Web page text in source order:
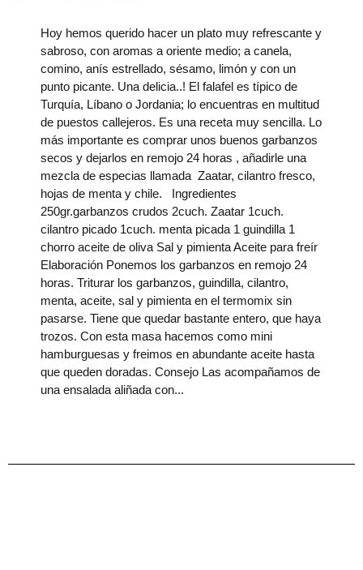
Hoy hemos querido hacer un plato muy refrescante y
sabroso, con aromas a oriente medio; a canela,
comino, anís estrellado, sésamo, limón y con un
punto picante. Una delicia..! El falafel es típico de
Turquía, Líbano o Jordania; lo encuentras en multitud
de puestos callejeros. Es una receta muy sencilla. Lo
más importante es comprar unos buenos garbanzos
secos y dejarlos en remojo 24 horas , añadirle una
mezcla de especias llamada Zaatar, cilantro fresco,
hojas de menta y chile. Ingredientes
250gr.garbanzos crudos 2cuch. Zaatar 1cuch.
cilantro picado 1cuch. menta picada 1 guindilla 1
chorro aceite de oliva Sal y pimienta Aceite para freír
Elaboración Ponemos los garbanzos en remojo 24
horas. Triturar los garbanzos, guindilla, cilantro,
menta, aceite, sal y pimienta en el termomix sin
pasarse. Tiene que quedar bastante entero, que haya
trozos. Con esta masa hacemos como mini
hamburguesas y freimos en abundante aceite hasta
que queden doradas. Consejo Las acompañamos de
una ensalada aliñada con